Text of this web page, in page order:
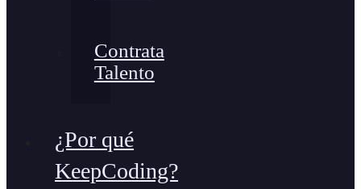
Contrata
Talento
¿Por qué
KeepCoding?